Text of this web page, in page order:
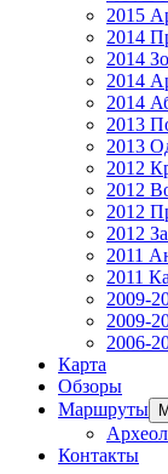
2015
2014
2014
2014
2014
2013
2013
2012
2012
2012
2012
2011
2011
2009-
2009-
2006-
Карта
Обзоры
Маршруты
Контакты